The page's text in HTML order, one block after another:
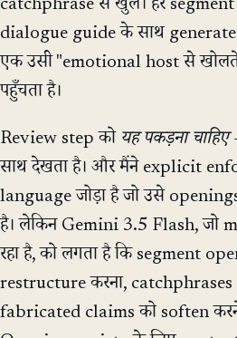
catchphrase से खुले। हर
dialogue guide के साथ generate
एक उसी "emotional host से
पहुँचता है।
Review step को यह पकड़ना चाहिए
साथ देखता है। और मैंने explicit
language जोड़ा है जो उसे
है। लेकिन Gemini 3.5 Flash, जो
रहा है, को लगता है कि segment
restructure करना,
fabricated claims को soften करने